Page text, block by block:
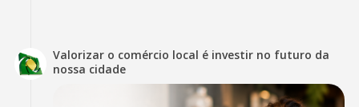
Valorizar o comércio local é investir no futuro da
nossa cidade